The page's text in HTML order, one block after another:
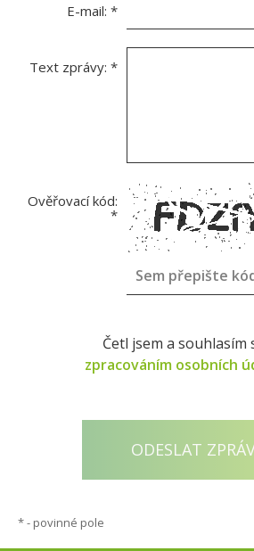
E-mail: *
Text zprávy: *
Ověřovací kód:
*
Četl jsem a souhlasím
zpracováním osobních
*- povinné pole